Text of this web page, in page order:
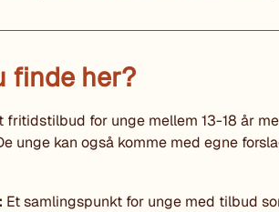
finde her?
fritidstilbud for unge mellem 13-18 år
unge kan også komme med egne
Et samlingspunkt for unge med tilbud